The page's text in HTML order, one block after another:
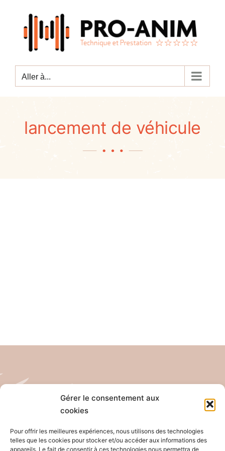
Gérer le consentement aux
cookies
Pour offrir les meilleures expériences, nous utilisons des technologies
telles que les cookies pour stocker et/ou accéder aux informations des
appareils. Le fait de consentir à ces technologies nous permettra de
contenu
Aller à...
lancement de véhicule
Tél: 04 26 65 32 19
Email: contact@pro-anim.com